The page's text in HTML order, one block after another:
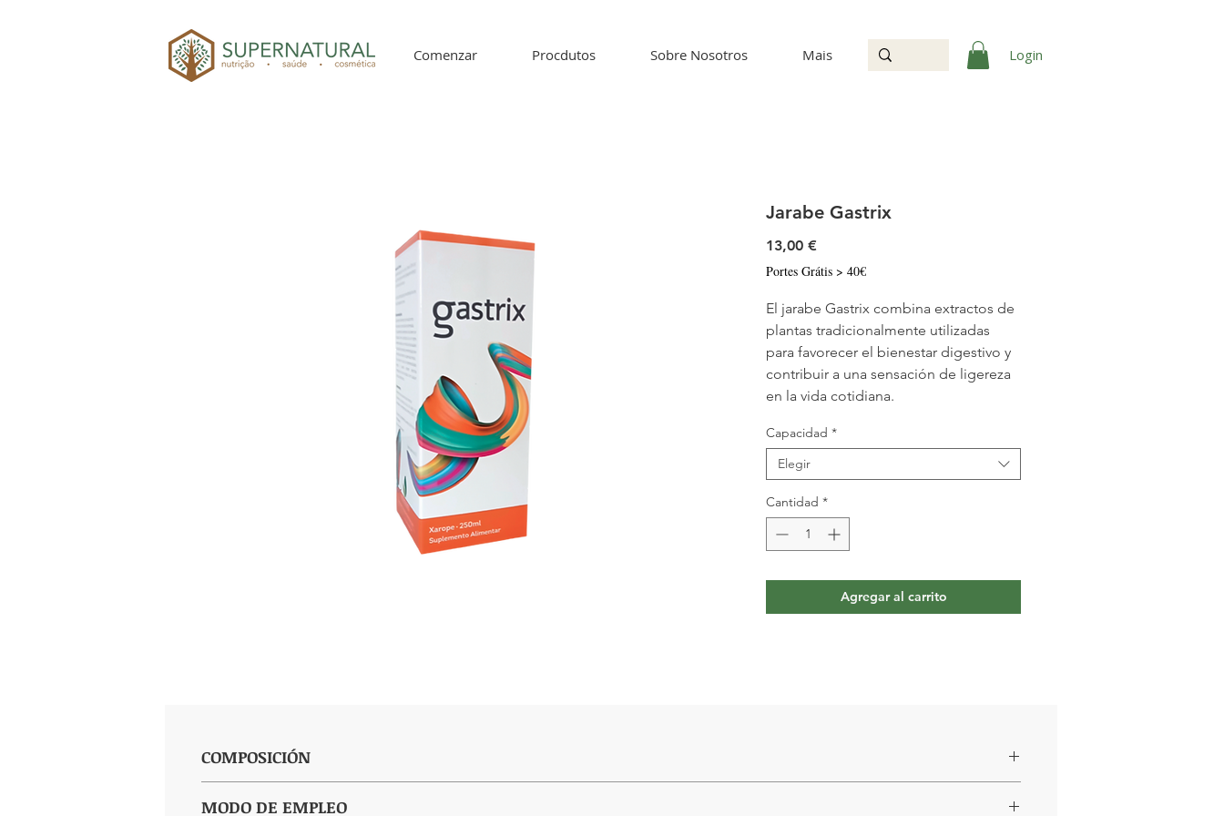
Comenzar Procdutos Sobre Nosotros Mais Login
Jarabe Gastrix
13,00 €
Portes Grátis > 40€
El jarabe Gastrix combina extractos de
plantas tradicionalmente utilizadas
para favorecer el bienestar digestivo y
contribuir a una sensación de ligereza
en la vida cotidiana.
Capacidad *
Elegir
Cantidad *
Agregar al carrito
COMPOSICIÓN
MODO DE EMPLEO